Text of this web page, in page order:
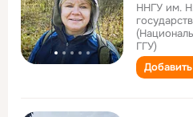
ННГУ им.
ГГУ)